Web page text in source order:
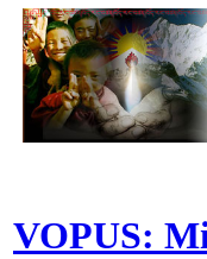
VOPUS: